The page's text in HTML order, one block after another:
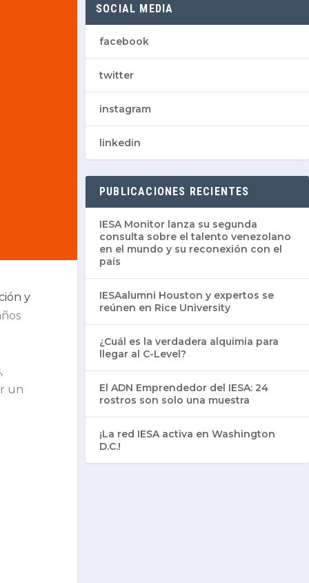
y
un
SOCIAL MEDIA
facebook
twitter
instagram
linkedin
PUBLICACIONES RECIENTES
IESA Monitor lanza su segunda
consulta sobre el talento venezolano
en el mundo y su reconexión con el
país
IESAalumni Houston y expertos se
reúnen en Rice University
¿Cuál es la verdadera alquimia para
llegar al C-Level?
El ADN Emprendedor del IESA: 24
rostros son solo una muestra
¡La red IESA activa en Washington
D.C.!